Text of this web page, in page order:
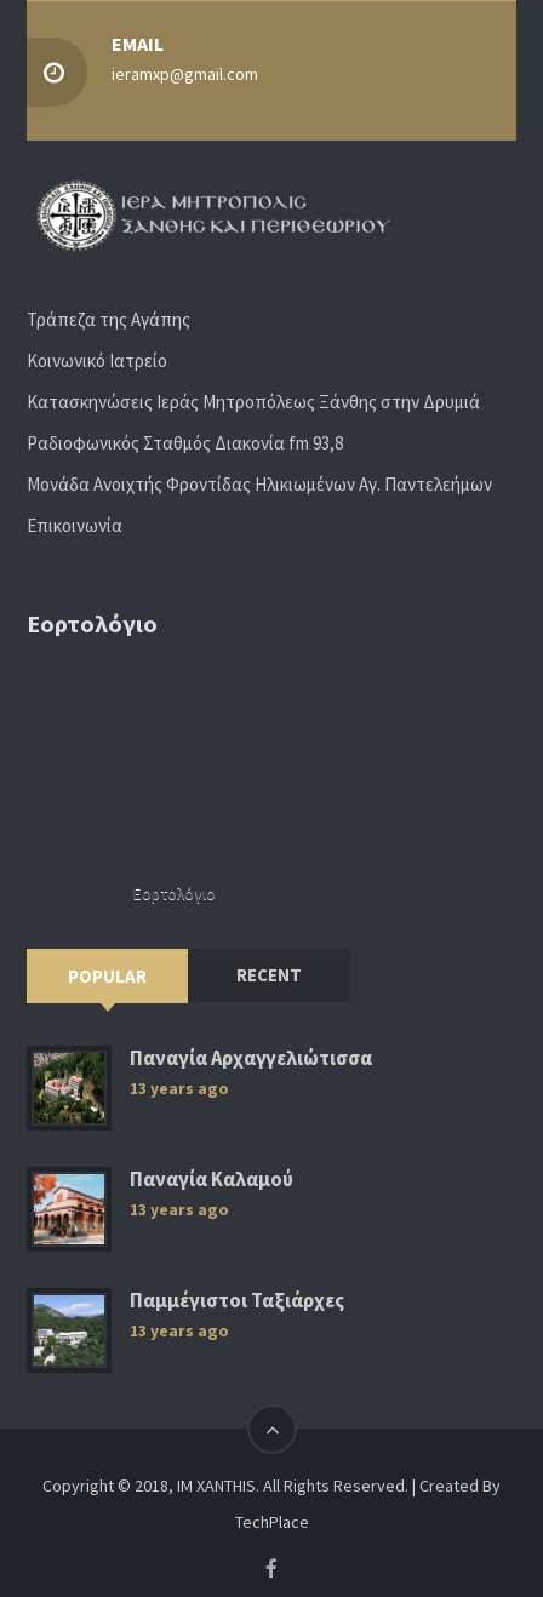
EMAIL
ieramxp@gmail.com
Τράπεζα της Αγάπης
Κοινωνικό Ιατρείο
Κατασκηνώσεις Ιεράς Μητροπόλεως Ξάνθης στην Δρυμιά
Ραδιoφωνικός Σταθμός Διακονία fm 93,8
Μονάδα Ανοιχτής Φροντίδας Ηλικιωμένων Αγ. Παντελεήμων
Επικοινωνία
Εορτολόγιο
Εορτολόγιο
POPULAR RECENT
Παναγία Αρχαγγελιώτισσα
13 years ago
Παναγία Καλαμού
13 years ago
Παμμέγιστοι Ταξιάρχες
13 years ago
Copyright © 2018, IM XANTHIS. All Rights Reserved. | Created By
TechPlace